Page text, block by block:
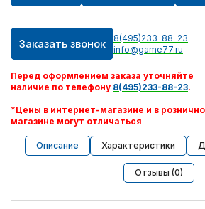
Заказать звонок
8(495)233-88-23
info@game77.ru
Перед оформлением заказа уточняйте
наличие по телефону 8(495)233-88-23.
*Цены в интернет-магазине и в
магазине могут отличаться
Описание Характеристики
Отзывы (0)